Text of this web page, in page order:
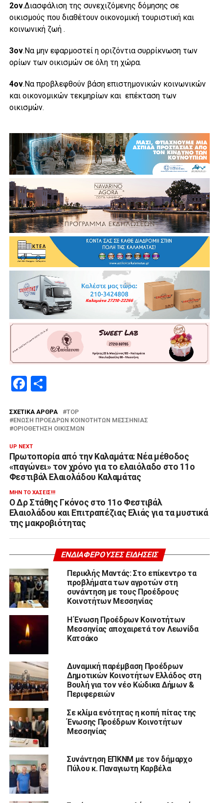
2ον.Διασφάλιση της συνεχιζόμενης δόμησης σε
οικισμούς που διαθέτουν οικονομική τουριστική και
κοινωνική ζωή .
3ον.Να μην εφαρμοστεί η οριζόντια συρρίκνωση των
ορίων των οικισμών σε όλη τη χώρα.
4ον.Να προβλεφθούν βάση επιστημονικών κοινωνικών
και οικονομικών τεκμηρίων και επέκταση των
οικισμών.
Facebook
Μοιραστείτε
ΣΧΕΤΙΚΆ ΆΡΘΡΑ
TOP
ΈΝΩΣΗ ΠΡΟΈΔΡΩΝ ΚΟΙΝΟΤΉΤΩΝ ΜΕΣΣΗΝΊΑΣ
ΟΡΙΟΘΈΤΗΣΗ ΟΙΚΙΣΜΏΝ
UP NEXT
Πρωτοπορία από την Καλαμάτα: Νέα μέθοδος
«παγώνει» τον χρόνο για το ελαιόλαδο στο 11ο
Φεστιβάλ Ελαιολάδου Καλαμάτας
ΜΗΝ ΤΟ ΧΆΣΕΙΣ!!!
Ο Δρ Στάθης Γκόνος στο 11ο Φεστιβάλ
Ελαιολάδου και Επιτραπέζιας Ελιάς για τα μυστικά
της μακροβιότητας
ΕΝΔΙΑΦΈΡΟΥΣΕΣ ΕΙΔΉΣΕΙΣ
Περικλής Μαντάς: Στο επίκεντρο τα
προβλήματα των αγροτών στη
συνάντηση με τους Προέδρους
Κοινοτήτων Μεσσηνίας
Η Ένωση Προέδρων Κοινοτήτων
Μεσσηνίας αποχαιρετά τον Λεωνίδα
Κατσάκο
Δυναμική παρέμβαση Προέδρων
Δημοτικών Κοινοτήτων Ελλάδος στη
Βουλή για τον νέο Κώδικα Δήμων &
Περιφερειών
Σε κλίμα ενότητας η κοπή πίτας της
Ένωσης Προέδρων Κοινοτήτων
Μεσσηνίας
Συνάντηση ΕΠΚΝΜ με τον δήμαρχο
Πύλου κ. Παναγιωτη Καρβέλα